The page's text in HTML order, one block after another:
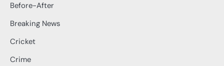
Before-After
Breaking News
Cricket
Crime